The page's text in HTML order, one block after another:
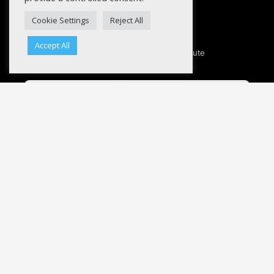
NEED HELP ?
contactez notre service après-vente pour toute
Cookie Settings Reject All
Accept All